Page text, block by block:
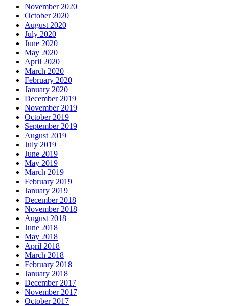
November 2020
October 2020
August 2020
July 2020
June 2020
May 2020
April 2020
March 2020
February 2020
January 2020
December 2019
November 2019
October 2019
September 2019
August 2019
July 2019
June 2019
May 2019
March 2019
February 2019
January 2019
December 2018
November 2018
August 2018
June 2018
May 2018
April 2018
March 2018
February 2018
January 2018
December 2017
November 2017
October 2017